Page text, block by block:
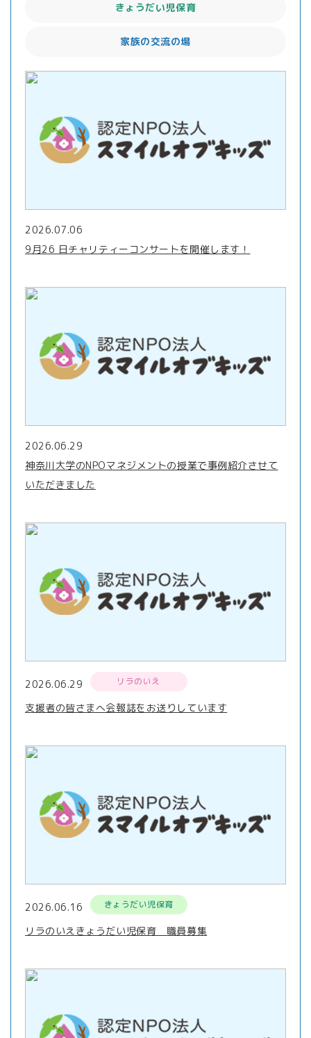
きょうだい児保育
家族の交流の場
2026.07.06
9月26 日チャリティーコンサートを開催します！
2026.06.29
神奈川大学のNPOマネジメントの授業で事例紹介させて
いただきました
2026.06.29 リラのいえ
支援者の皆さまへ会報誌をお送りしています
2026.06.16 きょうだい児保育
リラのいえきょうだい児保育 職員募集